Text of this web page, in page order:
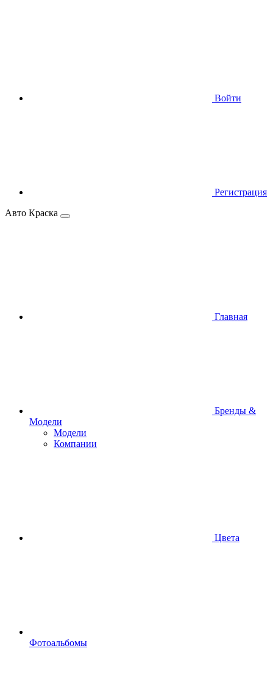
Войти
Регистрация
Авто Краска
Главная
Бренды &
Модели
Модели
Компании
Цвета
Фотоальбомы